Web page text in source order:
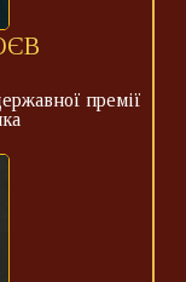
премії